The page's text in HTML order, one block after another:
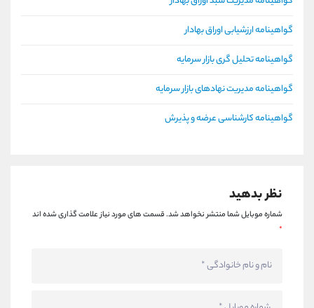
گواهینامه ارزشیابی اوراق بهادار
گواهینامه تحلیل گری بازار سرمایه
گواهینامه مدیریت نهادهای بازار سرمایه
گواهینامه کارشناسی عرضه و پذیرش
نظر بدهید
شماره موبایل شما منتشر نخواهد شد.قسمت های مورد نیاز علامت گذاری شده اند
*